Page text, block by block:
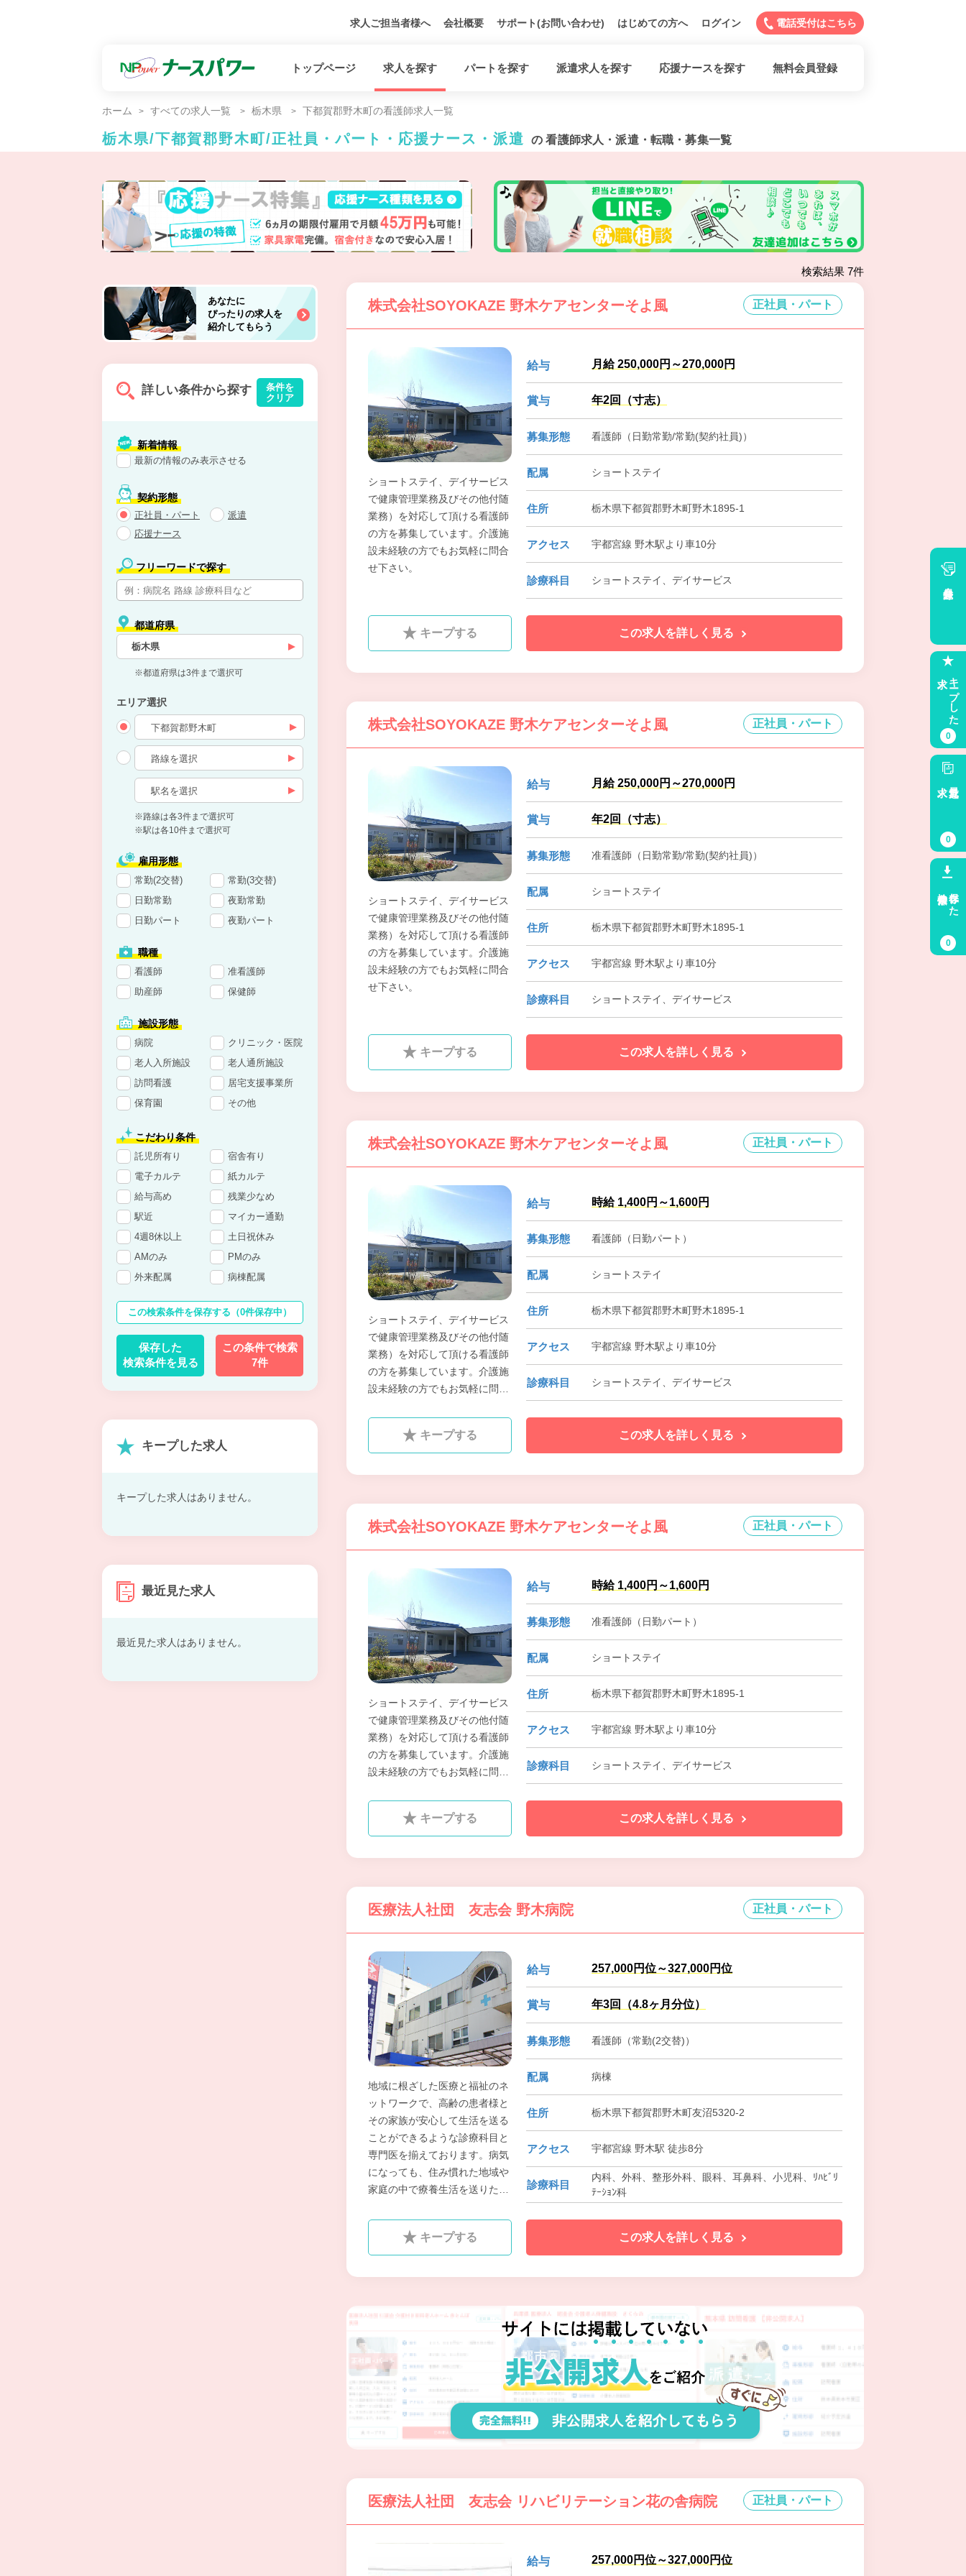
求人ご担当者様へ 会社概要 サポート(お問い合わせ) はじめての方へ ログイン 電話受付はこちら
トップページ 求人を探す パートを探す 派遣求人を探す 応援ナースを探す 無料会員登録
ホーム すべての求人一覧 栃木県 下都賀郡野木町の看護師求人一覧
栃木県/下都賀郡野木町/正社員・パート・応援ナース・派遣 の 看護師求人・派遣・転職・募集一覧
検索結果 7件
株式会社SOYOKAZE 野木ケアセンターそよ風 正社員・パート
ショートステイ、デイサービス
で健康管理業務及びその他付随
業務）を対応して頂ける看護師
の方を募集しています。介護施
設未経験の方でもお気軽に問合
せ下さい。
給与 月給 250,000円～270,000円
賞与 年2回（寸志）
募集形態 看護師（日勤常勤/常勤(契約社員)）
配属 ショートステイ
住所 栃木県下都賀郡野木町野木1895-1
アクセス 宇都宮線 野木駅より車10分
診療科目 ショートステイ、デイサービス
キープする この求人を詳しく見る
株式会社SOYOKAZE 野木ケアセンターそよ風 正社員・パート
ショートステイ、デイサービス
で健康管理業務及びその他付随
業務）を対応して頂ける看護師
の方を募集しています。介護施
設未経験の方でもお気軽に問合
せ下さい。
給与 月給 250,000円～270,000円
賞与 年2回（寸志）
募集形態 准看護師（日勤常勤/常勤(契約社員)）
配属 ショートステイ
住所 栃木県下都賀郡野木町野木1895-1
アクセス 宇都宮線 野木駅より車10分
診療科目 ショートステイ、デイサービス
キープする この求人を詳しく見る
株式会社SOYOKAZE 野木ケアセンターそよ風 正社員・パート
ショートステイ、デイサービス
で健康管理業務及びその他付随
業務）を対応して頂ける看護師
の方を募集しています。介護施
設未経験の方でもお気軽に問合
給与 時給 1,400円～1,600円
募集形態 看護師（日勤パート）
配属 ショートステイ
住所 栃木県下都賀郡野木町野木1895-1
アクセス 宇都宮線 野木駅より車10分
診療科目 ショートステイ、デイサービス
キープする この求人を詳しく見る
株式会社SOYOKAZE 野木ケアセンターそよ風 正社員・パート
ショートステイ、デイサービス
で健康管理業務及びその他付随
業務）を対応して頂ける看護師
の方を募集しています。介護施
設未経験の方でもお気軽に問合
給与 時給 1,400円～1,600円
募集形態 准看護師（日勤パート）
配属 ショートステイ
住所 栃木県下都賀郡野木町野木1895-1
アクセス 宇都宮線 野木駅より車10分
診療科目 ショートステイ、デイサービス
キープする この求人を詳しく見る
医療法人社団 友志会 野木病院 正社員・パート
地域に根ざした医療と福祉のネ
ットワークで、高齢の患者様と
その家族が安心して生活を送る
ことができるような診療科目と
専門医を揃えております。病気
になっても、住み慣れた地域や
家庭の中で療養生活を送りたい
ン、医師による訪問診療を行う
在宅支援診療所と連携し、在宅
での生活を医療面からサポート
いたします。
給与 257,000円位～327,000円位
賞与 年3回（4.8ヶ月分位）
募集形態 看護師（常勤(2交替)）
配属 病棟
住所 栃木県下都賀郡野木町友沼5320-2
アクセス 宇都宮線 野木駅 徒歩8分
診療科目
内科、外科、整形外科、眼科、耳鼻科、小児科、ﾘﾊﾋﾞﾘ
ﾃｰｼｮﾝ科
キープする この求人を詳しく見る
医療法人社団 友志会 リハビリテーション花の舎病院 正社員・パート
給与 257,000円位～327,000円位
あなたに
ぴったりの求人を
紹介してもらう
詳しい条件から探す
条件を
クリア
新着情報
最新の情報のみ表示させる
契約形態
正社員・パート
派遣
応援ナース
フリーワードで探す
都道府県
栃木県
※都道府県は3件まで選択可
エリア選択
※路線は各3件まで選択可
※駅は各10件まで選択可
雇用形態
常勤(2交替)
常勤(3交替)
日勤常勤
夜勤常勤
日勤パート
夜勤パート
職種
看護師
准看護師
助産師
保健師
施設形態
病院
クリニック・医院
老人入所施設
老人通所施設
訪問看護
居宅支援事業所
保育園
その他
こだわり条件
託児所有り
宿舎有り
電子カルテ
紙カルテ
給与高め
残業少なめ
駅近
マイカー通勤
4週8休以上
土日祝休み
AMのみ
PMのみ
外来配属
病棟配属
この検索条件を保存する （0件保存中）
保存した
検索条件を見る
この条件で検索
7件
キープした求人
キープした求人はありません。
最近見た求人
最近見た求人はありません。
キープした
0
最近見た
0
保存した
0